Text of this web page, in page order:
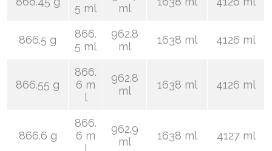
5 ml
ml
866.5 g
866.
5 ml
962.8
ml
1638 ml 4126 ml
866.55 g
866.
6 m
l
962.8
ml
1638 ml 4126 ml
866.6 g
866.
6 m
l
962.9
ml
1638 ml 4127 ml